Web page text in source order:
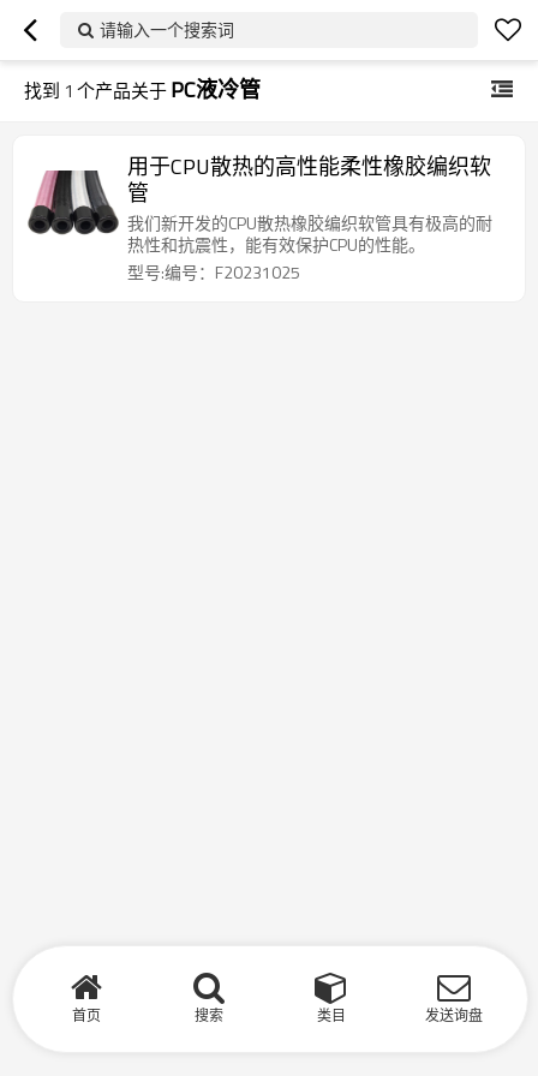
请输入一个搜索词
找到 1 个产品关于PC液冷管
用于CPU散热的高性能柔性橡胶编织软
管
我们新开发的CPU散热橡胶编织软管具有极高的耐
热性和抗震性，能有效保护CPU的性能。
型号:编号：F20231025
首页 搜索 类目 发送询盘